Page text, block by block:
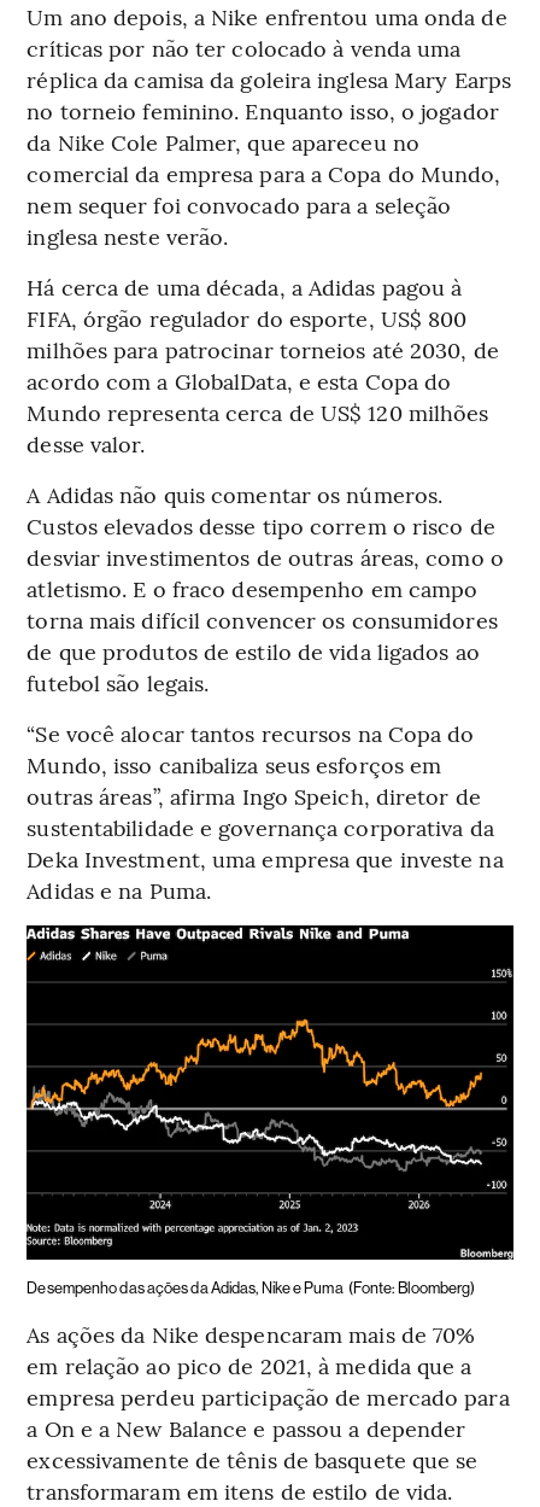
Um ano depois, a Nike enfrentou uma onda de
críticas por não ter colocado à venda uma
réplica da camisa da goleira inglesa Mary Earps
no torneio feminino. Enquanto isso, o jogador
da Nike Cole Palmer, que apareceu no
comercial da empresa para a Copa do Mundo,
nem sequer foi convocado para a seleção
inglesa neste verão.
Há cerca de uma década, a Adidas pagou à
FIFA, órgão regulador do esporte, US$ 800
milhões para patrocinar torneios até 2030, de
acordo com a GlobalData, e esta Copa do
Mundo representa cerca de US$ 120 milhões
desse valor.
A Adidas não quis comentar os números.
Custos elevados desse tipo correm o risco de
desviar investimentos de outras áreas, como o
atletismo. E o fraco desempenho em campo
torna mais difícil convencer os consumidores
de que produtos de estilo de vida ligados ao
futebol são legais.
“Se você alocar tantos recursos na Copa do
Mundo, isso canibaliza seus esforços em
outras áreas”, afirma Ingo Speich, diretor de
sustentabilidade e governança corporativa da
Deka Investment, uma empresa que investe na
Adidas e na Puma.
Desempenho das ações da Adidas, Nike e Puma (Fonte: Bloomberg)
As ações da Nike despencaram mais de 70%
em relação ao pico de 2021, à medida que a
empresa perdeu participação de mercado para
a On e a New Balance e passou a depender
excessivamente de tênis de basquete que se
transformaram em itens de estilo de vida.